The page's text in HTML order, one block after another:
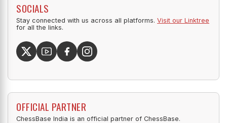
SOCIALS
Stay connected with us across all platforms. Visit our Linktree
for all the links.
OFFICIAL PARTNER
ChessBase India is an official partner of ChessBase.